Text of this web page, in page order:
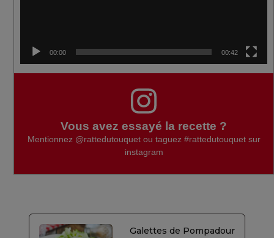
00:00 00:42
Vous avez essayé la recette ?
Mentionnez @rattedutouquetou taguez #rattedutouquetsur
instagram
Galettes de Pompadour